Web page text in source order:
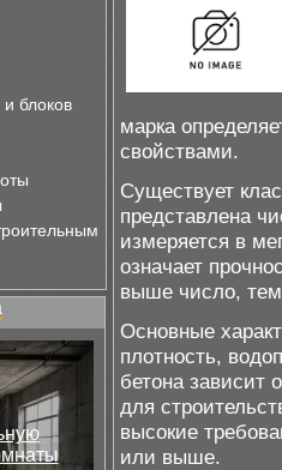
и блоков
марка
свойствами.
Существует
представлена
измеряется в
означает
выше число,
Основные
плотность,
бетона зависит
для
высокие
или выше.